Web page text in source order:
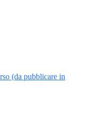
(da pubblicare in